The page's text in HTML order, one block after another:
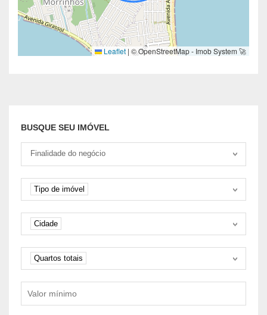
Leaflet | © OpenStreetMap - Imob System 🚀
BUSQUE SEU IMÓVEL
Tipo negociação
Finalidade do negócio
Tipo de imóvel
Tipo de imóvel
Cidade
Cidade
Quartos
Quartos totais